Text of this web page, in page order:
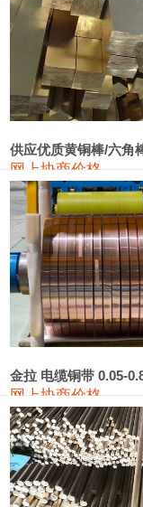
441#硅
3303#硅
2202#硅
金属硅3303#-2202#
漆包线
磷铜合金
无氧铜丝(硬)
R410A专用紫铜管
铸造铝合金锭(A380）
铝合金ADC12
铸造铝合金锭(ZL102)
网上协商价格
金拉 电缆铜带 0.05-
网上协商价格